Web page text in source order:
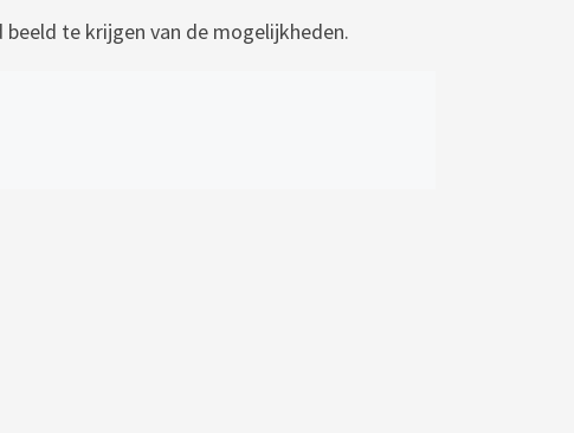
te krijgen van de mogelijkheden.